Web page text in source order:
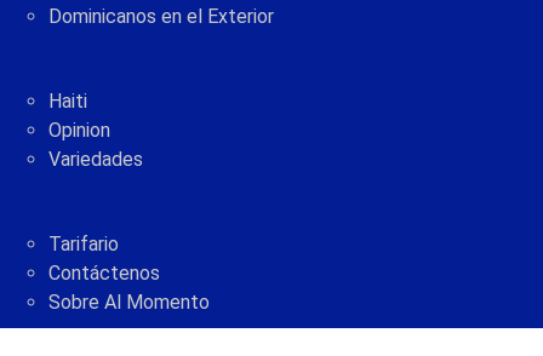
Dominicanos en el Exterior
Haiti
Opinion
Variedades
Tarifario
Contáctenos
Sobre Al Momento